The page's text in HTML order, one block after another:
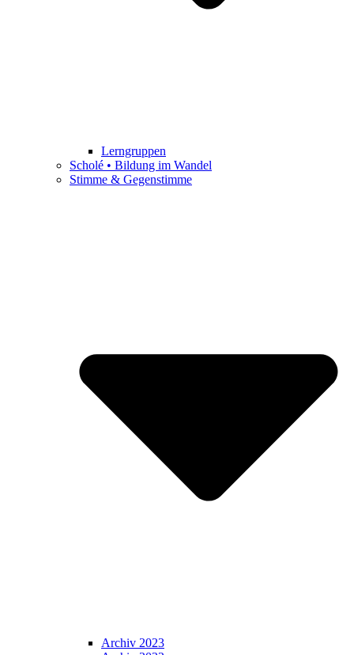
Lerngruppen
Scholé • Bildung im Wandel
Stimme & Gegenstimme
Archiv 2023